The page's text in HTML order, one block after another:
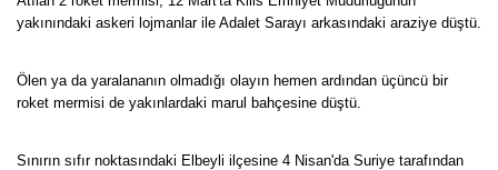
yakınındaki askeri lojmanlar ile Adalet Sarayı arkasındaki araziye düştü.
Ölen ya da yaralananın olmadığı olayın hemen ardından üçüncü bir
roket mermisi de yakınlardaki marul bahçesine düştü.
Sınırın sıfır noktasındaki Elbeyli ilçesine 4 Nisan'da Suriye tarafından